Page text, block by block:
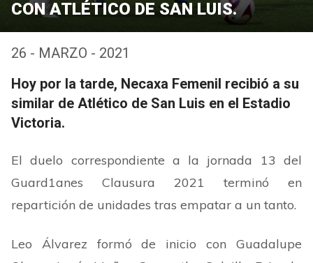
CON ATLÉTICO DE SAN LUIS.
26 - MARZO - 2021
Hoy por la tarde, Necaxa Femenil recibió a su
similar de Atlético de San Luis en el Estadio
Victoria.
El duelo correspondiente a la jornada 13 del
Guard1anes Clausura 2021 terminó en
repartición de unidades tras empatar a un tanto.
Leo Álvarez formó de inicio con Guadalupe